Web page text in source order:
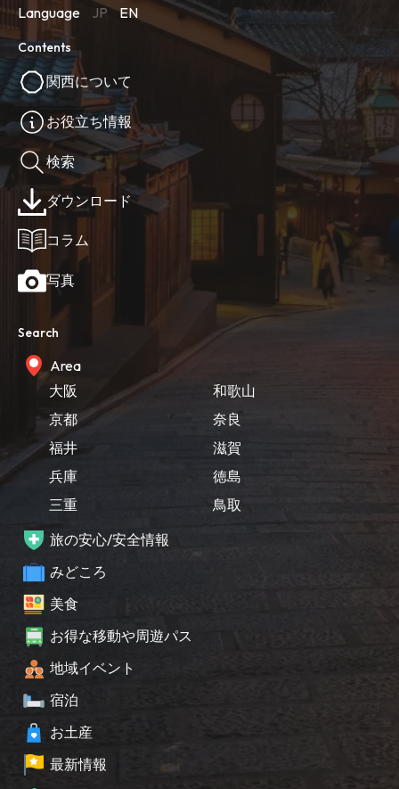
Language JP EN
Contents
関西について
お役立ち情報
検索
ダウンロード
コラム
写真
Search
Area
大阪
京都
福井
兵庫
三重
和歌山
奈良
滋賀
徳島
鳥取
旅の安心/安全情報
みどころ
美食
お得な移動や周遊パス
地域イベント
宿泊
お土産
最新情報